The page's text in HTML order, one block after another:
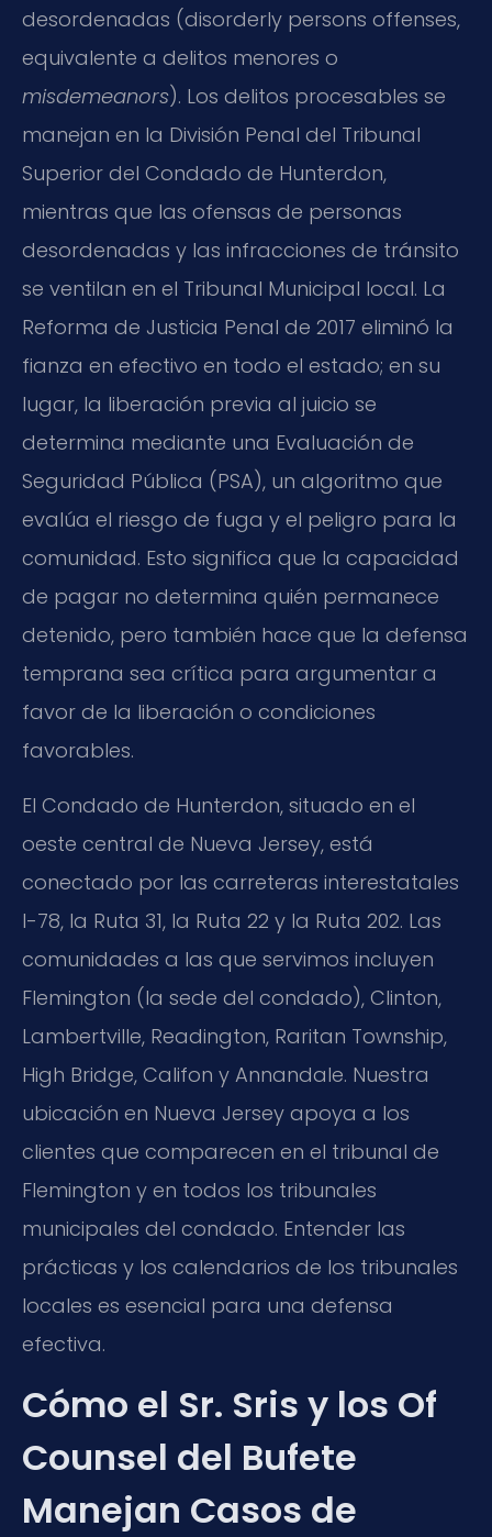
desordenadas (disorderly persons offenses,
equivalente a delitos menores o
misdemeanors). Los delitos procesables se
manejan en la División Penal del Tribunal
Superior del Condado de Hunterdon,
mientras que las ofensas de personas
desordenadas y las infracciones de tránsito
se ventilan en el Tribunal Municipal local. La
Reforma de Justicia Penal de 2017 eliminó la
fianza en efectivo en todo el estado; en su
lugar, la liberación previa al juicio se
determina mediante una Evaluación de
Seguridad Pública (PSA), un algoritmo que
evalúa el riesgo de fuga y el peligro para la
comunidad. Esto significa que la capacidad
de pagar no determina quién permanece
detenido, pero también hace que la defensa
temprana sea crítica para argumentar a
favor de la liberación o condiciones
favorables.
El Condado de Hunterdon, situado en el
oeste central de Nueva Jersey, está
conectado por las carreteras interestatales
I-78, la Ruta 31, la Ruta 22 y la Ruta 202. Las
comunidades a las que servimos incluyen
Flemington (la sede del condado), Clinton,
Lambertville, Readington, Raritan Township,
High Bridge, Califon y Annandale. Nuestra
ubicación en Nueva Jersey apoya a los
clientes que comparecen en el tribunal de
Flemington y en todos los tribunales
municipales del condado. Entender las
prácticas y los calendarios de los tribunales
locales es esencial para una defensa
efectiva.
Cómo el Sr. Sris y los Of
Counsel del Bufete
Manejan Casos de